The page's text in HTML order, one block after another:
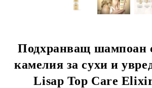
Подхранващ шампоан
камелия за сухи и
Lisap Top Care